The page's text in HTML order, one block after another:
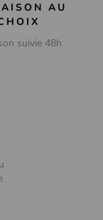
AU
suivie 48h